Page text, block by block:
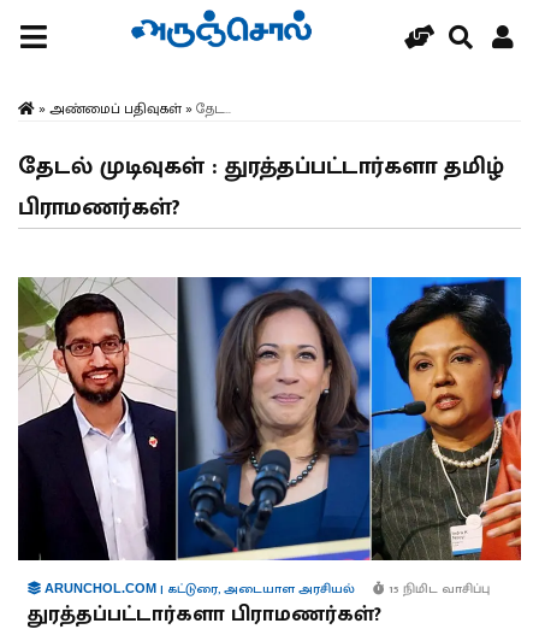
» அண்மைப் பதிவுகள்» தேட...
தேடல் முடிவுகள் : துரத்தப்பட்டார்களா தமிழ்
பிராமணர்கள்?
ARUNCHOL.COM | கட்டுரை,அடையாள அரசியல் 15 நிமிட வாசிப்பு
துரத்தப்பட்டார்களா பிராமணர்கள்?